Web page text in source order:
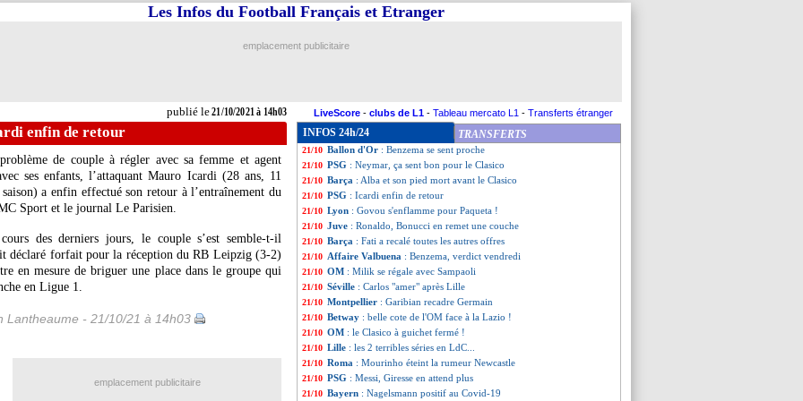
publié le21/10/2021 à 14h03
Les Infos du Football Français et Etranger
emplacement publicitaire
LiveScore - clubs de L1 - Tableau mercato L1 - Transferts étranger
enfin de retour
de couple à régler avec sa femme et agent
ses enfants, l’attaquant Mauro Icardi (28 ans, 11
a enfin effectué son retour à l’entraînement du
Sport et le journal Le Parisien.
des derniers jours, le couple s’est semble-t-il
déclaré forfait pour la réception du RB Leipzig (3-2)
en mesure de briguer une place dans le groupe qui
en Ligue 1.
Lantheaume - 21/10/21 à 14h03
INFOS 24h/24 TRANSFERTS
21/10 Affaire : Benzema, 10 mois de prison requis
21/10 Juve
21/10 PHOTO : Puel, départ demandé par les fans
21/10 Bayern: Hernandez en semi-liberté ?
21/10 Ballon d'Or : Benzema se sent proche
21/10 PSG : Neymar, ça sent bon pour le Clasico
21/10 Barça : Alba et son pied mort avant le Clasico
21/10 PSG : Icardi enfin de retour
21/10 Lyon : Govou s'enflamme pour Paqueta !
21/10 Juve : Ronaldo, Bonucci en remet une couche
21/10 Barça : Fati a recalé toutes les autres offres
21/10 Affaire Valbuena : Benzema, verdict vendredi
21/10 OM : Milik se régale avec Sampaoli
21/10 Séville : Carlos "amer" après Lille
21/10 Montpellier : Garibian recadre Germain
21/10 Betway : belle cote de l'OM face à la Lazio !
21/10 OM : le Clasico à guichet fermé !
21/10 Lille : les 2 terribles séries en LdC...
21/10 Roma : Mourinho éteint la rumeur Newcastle
21/10 PSG : Messi, Giresse en attend plus
21/10 Bayern : Nagelsmann positif au Covid-19
emplacement publicitaire